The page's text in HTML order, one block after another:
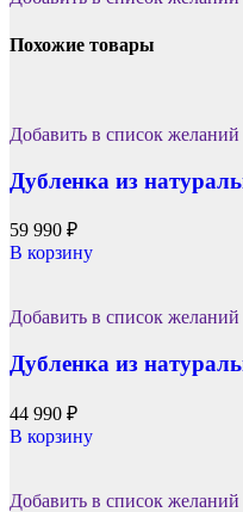
Похожие товары
Добавить в список желаний
Дубленка из
59 990 ₽
В корзину
Добавить в список желаний
Дубленка из
44 990 ₽
В корзину
Добавить в список желаний